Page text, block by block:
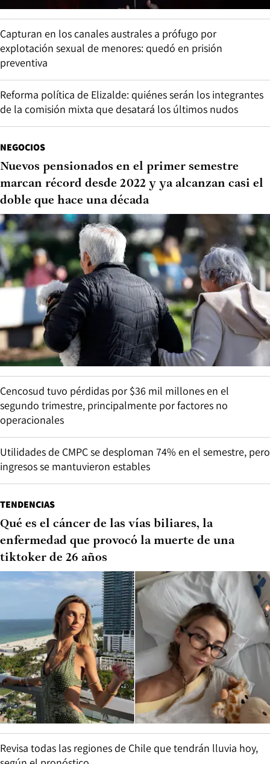
Capturan en los canales australes a prófugo por
explotación sexual de menores: quedó en prisión
preventiva
Reforma política de Elizalde: quiénes serán los integrantes
de la comisión mixta que desatará los últimos nudos
NEGOCIOS
Nuevos pensionados en el primer semestre
marcan récord desde 2022 y ya alcanzan casi el
doble que hace una década
Cencosud tuvo pérdidas por $36 mil millones en el
segundo trimestre, principalmente por factores no
operacionales
Utilidades de CMPC se desploman 74% en el semestre, pero
ingresos se mantuvieron estables
TENDENCIAS
Qué es el cáncer de las vías biliares, la
enfermedad que provocó la muerte de una
tiktoker de 26 años
Revisa todas las regiones de Chile que tendrán lluvia hoy,